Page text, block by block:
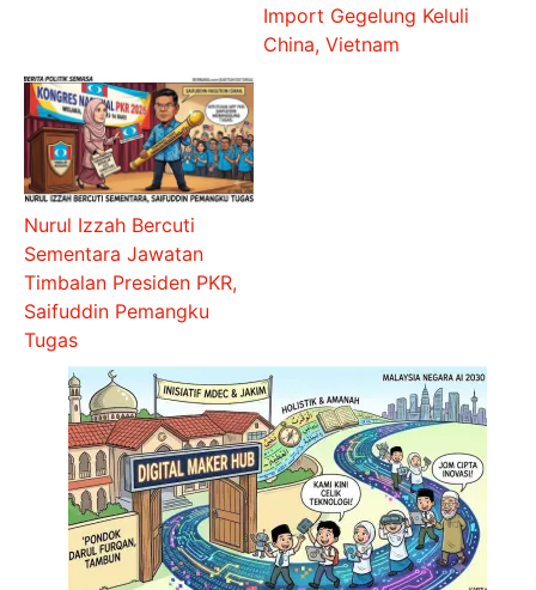
Import Gegelung Keluli
China, Vietnam
Nurul Izzah Bercuti
Sementara Jawatan
Timbalan Presiden PKR,
Saifuddin Pemangku
Tugas